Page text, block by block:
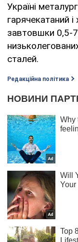
Україні
гарячекатаний
завтовшки 0,5-
сталей.
Редакційна політика